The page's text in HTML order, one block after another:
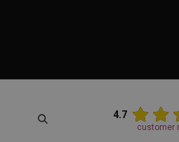
4.7
customer